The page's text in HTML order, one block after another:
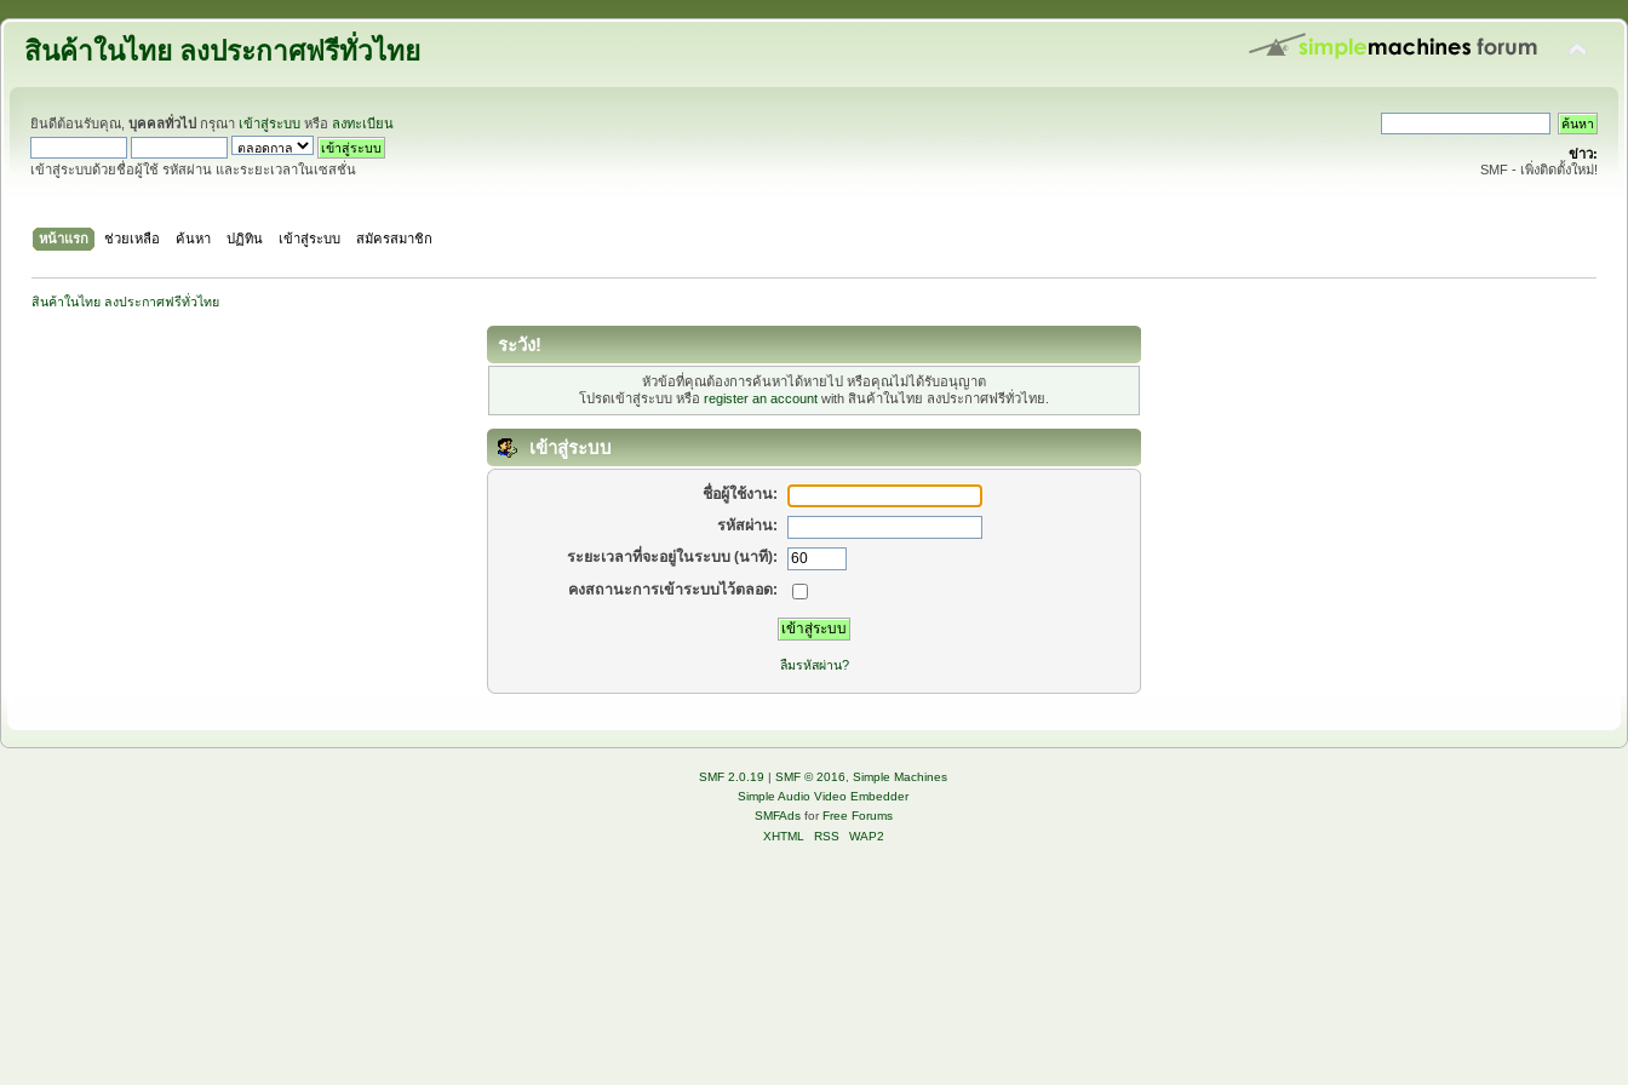
สินค้าในไทย ลงประกาศฟรีทั่วไทย
ยินดีต้อนรับคุณ, บุคคลทั่วไป กรุณา เข้าสู่ระบบ หรือ ลงทะเบียน
เข้าสู่ระบบด้วยชื่อผู้ใช้ รหัสผ่าน และระยะเวลาในเซสชั่น
ข่าว:
SMF - เพิ่งติดตั้งใหม่!
หน้าแรก ช่วยเหลือ ค้นหา ปฏิทิน เข้าสู่ระบบ สมัครสมาชิก
สินค้าในไทย ลงประกาศฟรีทั่วไทย
ระวัง!
หัวข้อที่คุณต้องการค้นหาได้หายไป หรือคุณไม่ได้รับอนุญาต
โปรดเข้าสู่ระบบ หรือ register an account with สินค้าในไทย ลงประกาศฟรีทั่วไทย.
เข้าสู่ระบบ
ชื่อผู้ใช้งาน:
รหัสผ่าน:
ระยะเวลาที่จะอยู่ในระบบ (นาที):
คงสถานะการเข้าระบบไว้ตลอด:
ลืมรหัสผ่าน?
SMF 2.0.19 | SMF © 2016
Simple Machines
Simple Audio Video Embedder
SMFAdsforFree Forums
XHTML
RSS WAP2